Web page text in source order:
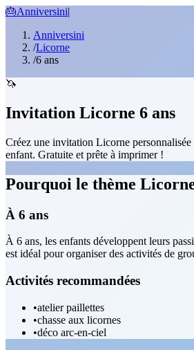
🎂Anniversini|
Anniversini
/Licorne
/6 ans
🦄
Invitation Licorne 6 ans
Créez une invitation Licorne
enfant. Gratuite et prête à imprimer !
Pourquoi le thème
À 6 ans
À 6 ans, les enfants développent leurs
est idéal pour organiser des activités de
Activités recommandées
•atelier paillettes
•chasse aux licornes
•déco arc-en-ciel